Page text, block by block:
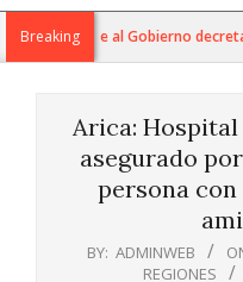
Navigation
MenuBreakingexige al Gobierno
Arica:
asegurado
persona
BY: ADMINWEB
REGIONES